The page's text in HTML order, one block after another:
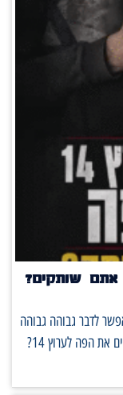
לדבר גבוהה גבוהה
על טוהר הבחירות ומנגד לשתוק כשאנרכיסטים סותמים את הפה לערוץ 14?